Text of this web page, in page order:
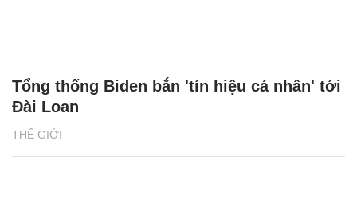
THẾ GIỚI
Tổng thống Biden bắn 'tín hiệu cá nhân' tới
Đài Loan